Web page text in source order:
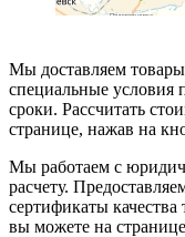
Мы доставляем
специальные условия
сроки. Рассчитать
странице, нажав на
Мы работаем с
расчету.
сертификаты
вы можете на